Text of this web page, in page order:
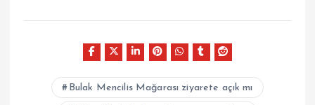
Bulak Mencilis Mağarası ziyarete açık mı